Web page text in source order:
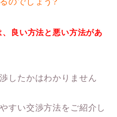
良い方法と悪い方法があ
したかはわかりません
すい交渉方法をご紹介し